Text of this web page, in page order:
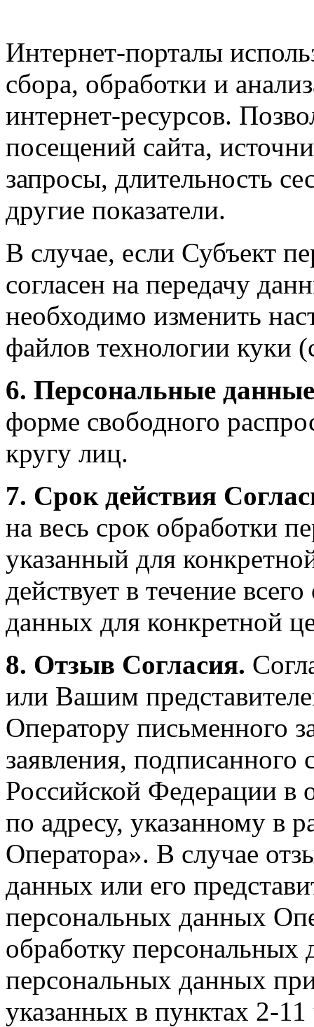
Интернет-порталы
сбора, обработки и
интернет-ресурсов.
посещений сайта,
запросы, длительность
другие показатели.
В случае, если Субъект
согласен на передачу
необходимо изменить
файлов технологии куки
6. Персональные данные
форме свободного
кругу лиц.
7. Срок действия
на весь срок обработки
указанный для
действует в течение
данных для конкретной
8. Отзыв Согласия.
или Вашим
Оператору письменного
заявления, подписанного
Российской Федерации в
по адресу, указанному в
Оператора». В случае
данных или его
персональных данных
обработку персональных
персональных данных
указанных в пунктах 2-11